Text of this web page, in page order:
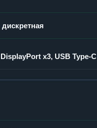
дискретная
DisplayPort x3, USB Type-C